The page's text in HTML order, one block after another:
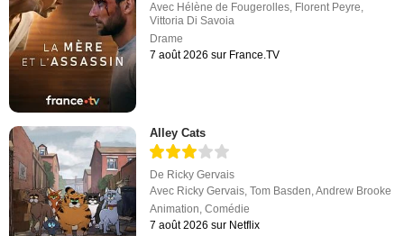
Avec Hélène de Fougerolles, Florent Peyre,
Vittoria Di Savoia
Drame
7 août 2026 sur France.TV
Alley Cats
De Ricky Gervais
Avec Ricky Gervais ,Tom Basden ,Andrew Brooke
Animation ,Comédie
7 août 2026 sur Netflix